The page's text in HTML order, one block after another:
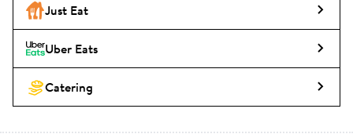
Just Eat
Uber Eats
Catering